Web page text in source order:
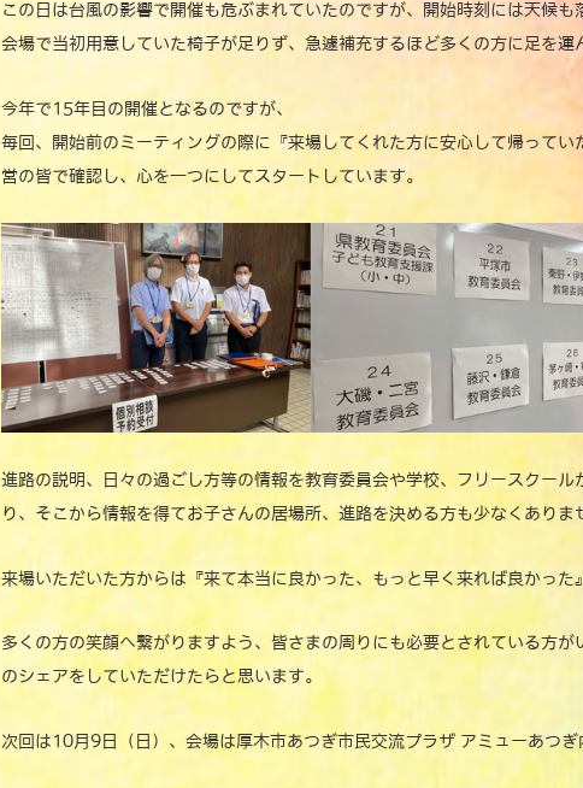
この日は台風の影響で開催も危ぶまれていたのですが、開始時刻には天候も
会場で当初用意していた椅子が足りず、急遽補充するほど多くの方に足を運
今年で15年目の開催となるのですが、
毎回、開始前のミーティングの際に『来場してくれた方に安心して帰って
営の皆で確認し、心を一つにしてスタートしています。
進路の説明、日々の過ごし方等の情報を教育委員会や学校、フリースクー
り、そこから情報を得てお子さんの居場所、進路を決める方も少なくありま
来場いただいた方からは『来て本当に良かった、もっと早く来れば良かった
多くの方の笑顔へ繋がりますよう、皆さまの周りにも必要とされている方
のシェアをしていただけたらと思います。
次回は10月9日（日）、会場は厚木市あつぎ市民交流プラザ アミューあつぎ